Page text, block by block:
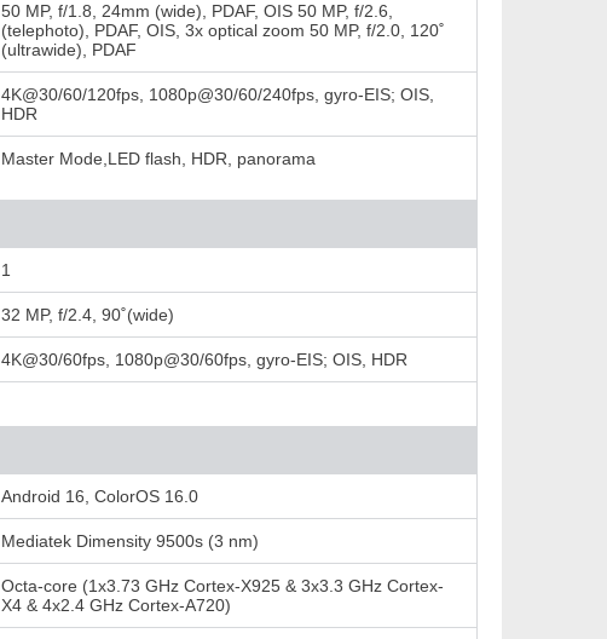
50 MP, f/1.8, 24mm (wide), PDAF, OIS 50 MP, f/2.6,
(telephoto), PDAF, OIS, 3x optical zoom 50 MP, f/2.0, 120˚
(ultrawide), PDAF
4K@30/60/120fps, 1080p@30/60/240fps, gyro-EIS; OIS,
HDR
Master Mode,LED flash, HDR, panorama
1
32 MP, f/2.4, 90˚(wide)
4K@30/60fps, 1080p@30/60fps, gyro-EIS; OIS, HDR
Android 16, ColorOS 16.0
Mediatek Dimensity 9500s (3 nm)
Octa-core (1x3.73 GHz Cortex-X925 & 3x3.3 GHz Cortex-
X4 & 4x2.4 GHz Cortex-A720)